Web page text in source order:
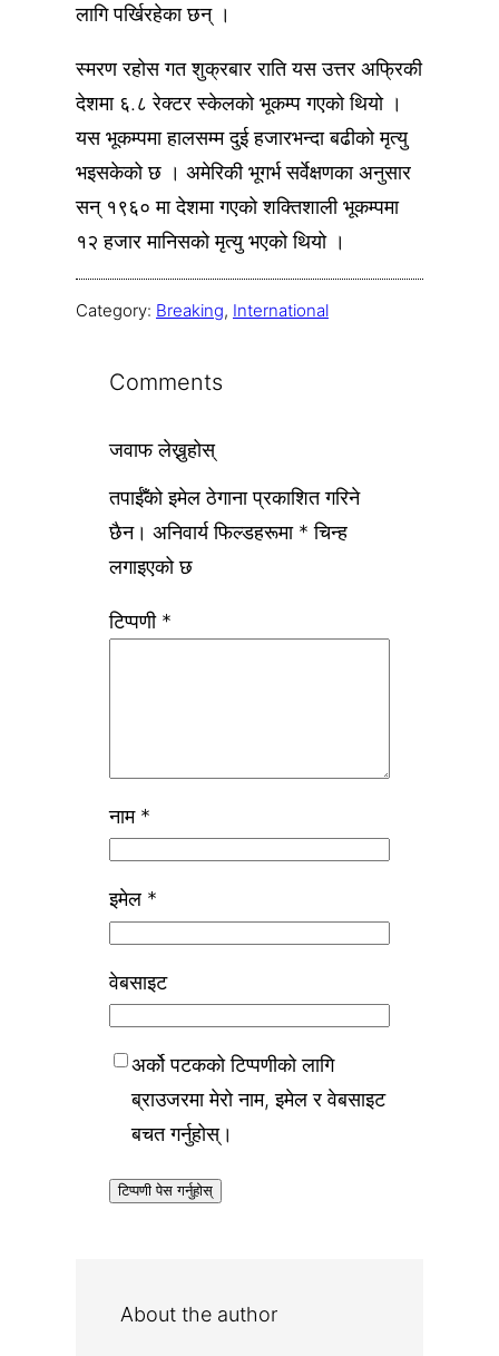
लागि पर्खिरहेका छन् ।
स्मरण रहोस गत शुक्रबार राति यस उत्तर अफ्रिकी
देशमा ६.८ रेक्टर स्केलको भूकम्प गएको थियो ।
यस भूकम्पमा हालसम्म दुई हजारभन्दा बढीको मृत्यु
भइसकेको छ । अमेरिकी भूगर्भ सर्वेक्षणका अनुसार
सन् १९६० मा देशमा गएको शक्तिशाली भूकम्पमा
१२ हजार मानिसको मृत्यु भएको थियो ।
Category: Breaking, International
Comments
जवाफ लेख्नुहोस्
तपाईँको इमेल ठेगाना प्रकाशित गरिने
छैन। अनिवार्य फिल्डहरूमा * चिन्ह
लगाइएको छ
टिप्पणी *
नाम *
इमेल *
वेबसाइट
अर्को पटकको टिप्पणीको लागि
ब्राउजरमा मेरो नाम, इमेल र वेबसाइट
बचत गर्नुहोस्।
About the author